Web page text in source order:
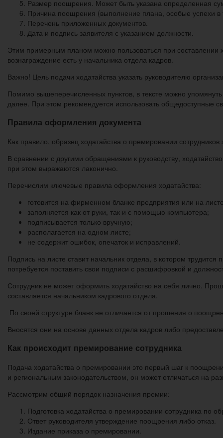
Размер поощрения. Может быть указана определенная
Причина поощрения (выполнение плана, особые успехи в
Перечень приложенных документов.
Дата и подпись заявителя с указанием должности.
Этим примерным планом можно пользоваться при составлении
вознаграждение есть у начальника отдела кадров.
Важно! Цель подачи ходатайства указать руководителю
Помимо вышеперечисленных пунктов, в тексте можно
далее. При этом рекомендуется использовать общедоступные
Правила оформления документа
Как правило, образец ходатайства о премировании
В сравнении с другими обращениями к руководству,
при этом выражаются лаконично.
Перечислим ключевые правила оформления ходатайства:
готовится на фирменном бланке предприятия или на
заполняется как от руки, так и с помощью компьютера;
подписывается только вручную;
располагается на одном листе;
не содержит ошибок, опечаток и исправлений.
Подпись на листе ставит начальник отдела, в котором
потребуется поставить свои подписи с расшифровкой и
Сотрудник не может оформить ходатайство на себя лично.
составляется начальником кадрового отдела.
По своей структуре бланк не отличается от прошения о
Вносятся они на основе данных отдела кадров либо
Как происходит премирование сотрудника
Подача ходатайства о премировании это первый шаг к
и региональным законодательством, он может отличаться на
Рассмотрим общий порядок назначения премии:
Подготовка ходатайства о премировании сотрудника по
Ответ руководителя утверждение поощрения либо отказ.
Издание приказа о премировании.